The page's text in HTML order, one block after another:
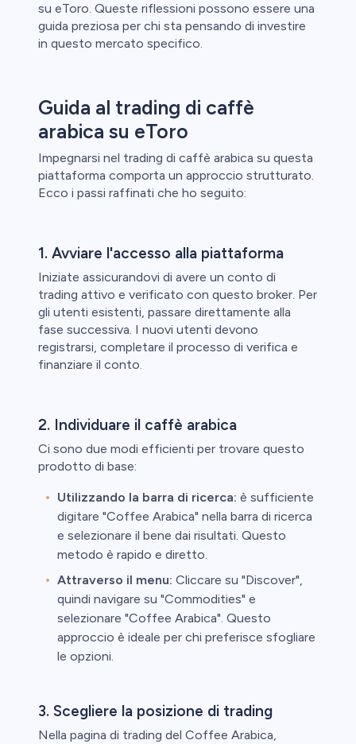
su eToro. Queste riflessioni possono essere una
guida preziosa per chi sta pensando di investire
in questo mercato specifico.
Guida al trading di caffè
arabica su eToro
Impegnarsi nel trading di caffè arabica su questa
piattaforma comporta un approccio strutturato.
Ecco i passi raffinati che ho seguito:
1. Avviare l'accesso alla piattaforma
Iniziate assicurandovi di avere un conto di
trading attivo e verificato con questo broker. Per
gli utenti esistenti, passare direttamente alla
fase successiva. I nuovi utenti devono
registrarsi, completare il processo di verifica e
finanziare il conto.
2. Individuare il caffè arabica
Ci sono due modi efficienti per trovare questo
prodotto di base:
Utilizzando la barra di ricerca: è sufficiente
digitare "Coffee Arabica" nella barra di ricerca
e selezionare il bene dai risultati. Questo
metodo è rapido e diretto.
Attraverso il menu: Cliccare su "Discover",
quindi navigare su "Commodities" e
selezionare "Coffee Arabica". Questo
approccio è ideale per chi preferisce sfogliare
le opzioni.
3. Scegliere la posizione di trading
Nella pagina di trading del Coffee Arabica,